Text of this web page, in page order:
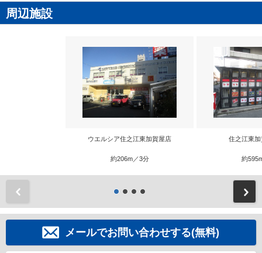
周辺施設
ウエルシア住之江東加賀屋店
約206m／3分
住之江東
約
メールでお問い合わせする(無料)